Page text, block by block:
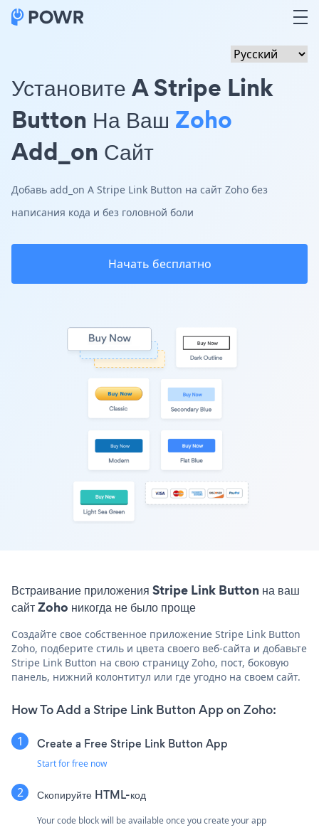
Установите A Stripe Link
Button На Ваш Zoho
Add_on Сайт
Добавь add_on A Stripe Link Button на сайт Zoho без
написания кода и без головной боли
Начать бесплатно
Встраивание приложения Stripe Link Button на ваш
сайт Zoho никогда не было проще
Создайте свое собственное приложение Stripe Link Button
Zoho, подберите стиль и цвета своего веб-сайта и добавьте
Stripe Link Button на свою страницу Zoho, пост, боковую
панель, нижний колонтитул или где угодно на своем сайт.
How To Add a Stripe Link Button App on Zoho:
Create a Free Stripe Link Button App
Start for free now
Скопируйте HTML-код
Your code block will be available once you create your app